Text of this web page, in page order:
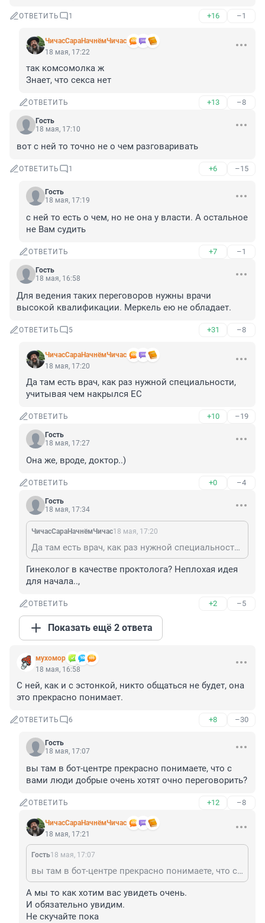
ОТВЕТИТЬ 1 +16 –1
ЧичасСараНачнёмЧичас
18 мая, 17:22
так комсомолка ж
Знает, что секса нет
ОТВЕТИТЬ +13 –8
Гость
18 мая, 17:10
вот с ней то точно не о чем разговаривать
ОТВЕТИТЬ 1 +6 –15
Гость
18 мая, 17:19
с ней то есть о чем, но не она у власти. А остальное
не Вам судить
ОТВЕТИТЬ +7 –1
Гость
18 мая, 16:58
Для ведения таких переговоров нужны врачи
высокой квалификации. Меркель ею не обладает.
ОТВЕТИТЬ 5 +31 –8
ЧичасСараНачнёмЧичас
18 мая, 17:20
Да там есть врач, как раз нужной специальности,
учитывая чем накрылся ЕС
ОТВЕТИТЬ +10 –19
Гость
18 мая, 17:27
Она же, вроде, доктор..)
ОТВЕТИТЬ +0 –4
Гость
18 мая, 17:34
ЧичасСараНачнёмЧичас18 мая, 17:20
Да там есть врач, как раз нужной специальности, учитывая чем накрылся ЕС
Гинеколог в качестве проктолога? Неплохая идея
для начала..,
ОТВЕТИТЬ +2 –5
Показать ещё 2 ответа
мухомор
18 мая, 16:58
С ней, как и с эстонкой, никто общаться не будет, она
это прекрасно понимает.
ОТВЕТИТЬ 6 +8 –30
Гость
18 мая, 17:07
вы там в бот-центре прекрасно понимаете, что с
вами люди добрые очень хотят очно переговорить?
ОТВЕТИТЬ +12 –8
ЧичасСараНачнёмЧичас
18 мая, 17:21
Гость18 мая, 17:07
вы там в бот-центре прекрасно понимаете, что с вами люди добрые очень хотят очно переговорить?
А мы то как хотим вас увидеть очень.
И обязательно увидим.
Не скучайте пока